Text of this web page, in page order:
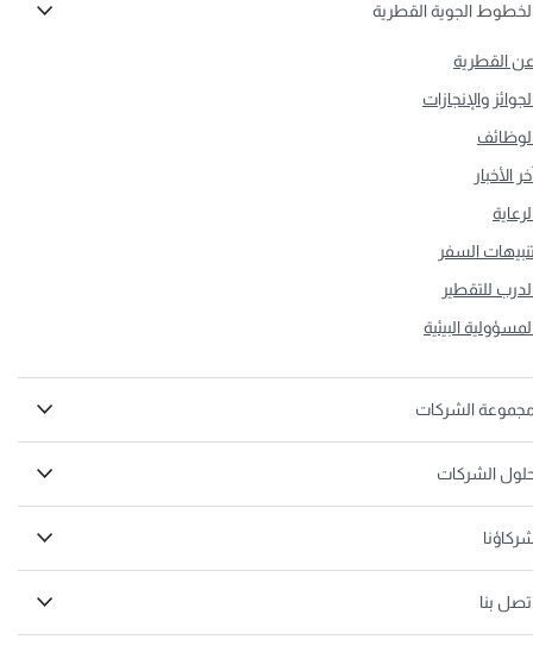
الجوية القطرية
القطرية
والإنجازات
الأخبار
السفر
للتقطير
البيئية
الشركات
الشركات
بنا